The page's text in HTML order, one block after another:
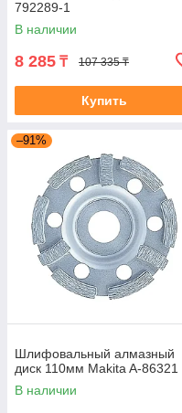
792289-1
В наличии
8 285 ₸ 107 335 ₸
Купить
–91%
Шлифовальный алмазный
диск 110мм Makita A-86321
В наличии